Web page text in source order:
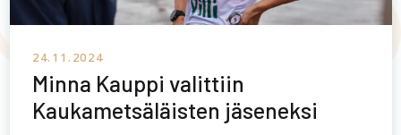
24.11.2024
Minna Kauppi valittiin
Kaukametsäläisten jäseneksi